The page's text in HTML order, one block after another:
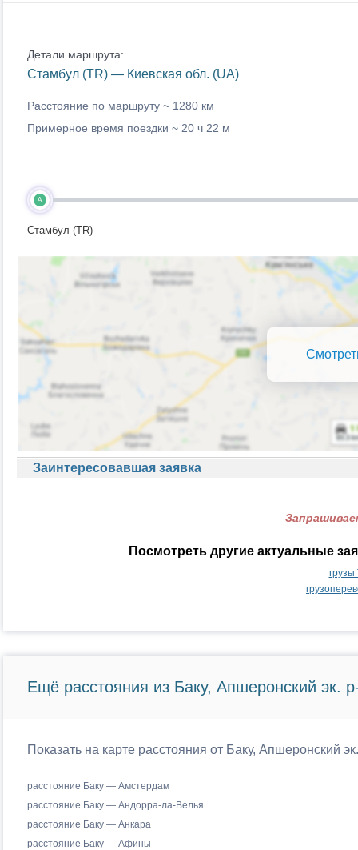
Детали маршрута:
Стамбул (TR) — Киевская обл. (UA)
Расстояние по маршруту ~ 1280 км
Примерное время поездки ~ 20 ч 22 м
A
Стамбул (TR)
Заинтересовавшая заявка
Посмотреть другие актуальные
Ещё расстояния из Баку, Апшеронский эк.
Показать на карте расстояния от Баку, Апшеронский
расстояние Баку — Амстердам
расстояние Баку — Андорра-ла-Велья
расстояние Баку — Анкара
расстояние Баку — Афины